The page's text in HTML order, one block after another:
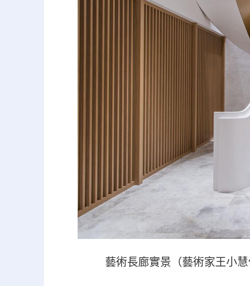
藝術長廊實景（藝術家王小